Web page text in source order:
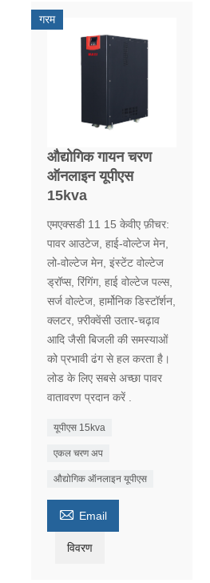
गरम
औद्योगिक गायन चरण
ऑनलाइन यूपीएस
15kva
एमएक्सडी 11 15 केवीए फ़ीचर:
पावर आउटेज, हाई-वोल्टेज मेन,
लो-वोल्टेज मेन, इंस्टेंट वोल्टेज
ड्रॉप्स, रिंगिंग, हाई वोल्टेज पल्स,
सर्ज वोल्टेज, हार्मोनिक डिस्टॉर्शन,
क्लटर, फ़्रीक्वेंसी उतार-चढ़ाव
आदि जैसी बिजली की समस्याओं
को प्रभावी ढंग से हल करता है।
लोड के लिए सबसे अच्छा पावर
वातावरण प्रदान करें .
यूपीएस 15kva
एकल चरण अप
औद्योगिक ऑनलाइन यूपीएस
 Email
विवरण